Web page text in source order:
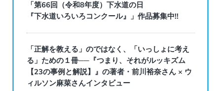
「第66回（令和8年度）下水道の日
『下水道いろいろコンクール』」作品募集中!!
「正解を教える」のではなく、「いっしょに考え
る」ための１冊──『つまり、それがルッキズム
【23の事例と解説】』の著者・前川裕奈さん × ウ
ィルソン麻菜さんインタビュー